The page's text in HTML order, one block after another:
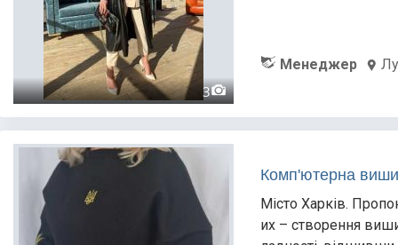
3
Менеджер
Комп'ютерна
Місто Харків.
их – створення